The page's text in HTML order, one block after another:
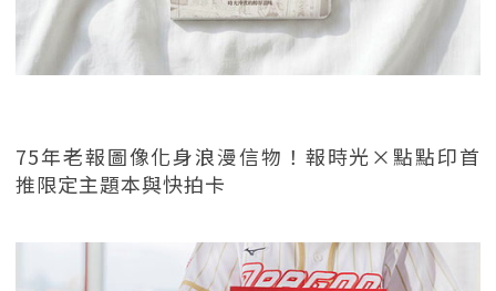
75年老報圖像化身浪漫信物！報時光×點點印首
推限定主題本與快拍卡